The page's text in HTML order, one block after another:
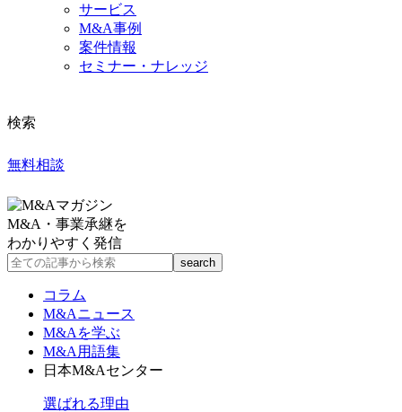
サービス
M&A事例
案件情報
セミナー・ナレッジ
検索
無料相談
M&A・事業承継を
わかりやすく発信
コラム
M&Aニュース
M&Aを学ぶ
M&A用語集
日本M&Aセンター
選ばれる理由